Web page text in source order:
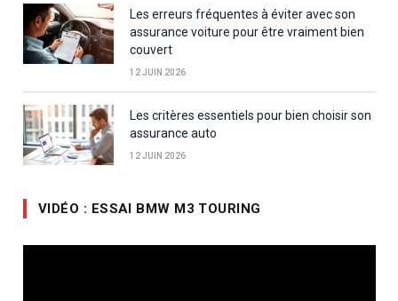
Les erreurs fréquentes à éviter avec son
assurance voiture pour être vraiment bien
couvert
12 JUIN 2026
Les critères essentiels pour bien choisir son
assurance auto
12 JUIN 2026
VIDÉO : ESSAI BMW M3 TOURING